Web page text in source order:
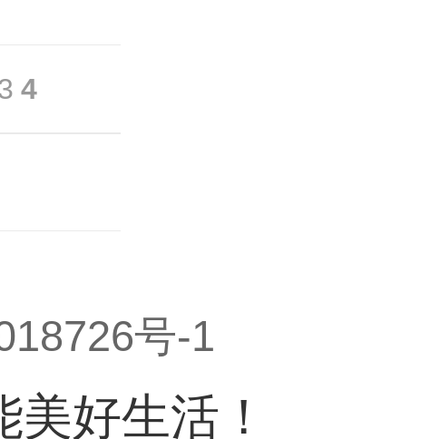
4
号-1
好生活！